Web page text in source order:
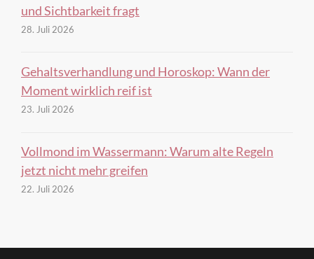
und Sichtbarkeit fragt
28. Juli 2026
Gehaltsverhandlung und Horoskop: Wann der
Moment wirklich reif ist
23. Juli 2026
Vollmond im Wassermann: Warum alte Regeln
jetzt nicht mehr greifen
22. Juli 2026